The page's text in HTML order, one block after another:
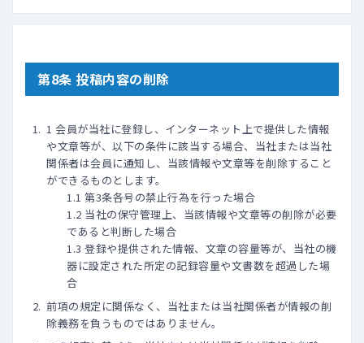
第8条 投稿内容の削除
1 会員が当社に登録し、インターネット上で提供した情報
や文章等が、以下の条件に該当する場合、当社または当社
関係者は会員に通知し、当該情報や文章等を削除すること
ができるものとします。
1.1 第3条各号の禁止行為を行った場合
1.2 当社の保守管理上、当該情報や文章等の削除が必要
であると判断した場合
1.3 登録や提供された情報、文章の容量等が、当社の機
器に設定された所定の記録容量や文書数を超過した場
合
前項の規定に関係なく、当社または当社関係者が情報の削
除義務を負うものではありません。